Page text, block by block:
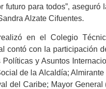
futuro para todos”,
Alzate Cifuentes.
en el Colegio
contó con la participación
Políticas y Asuntos
de la Alcaldía;
del Caribe; Mayor